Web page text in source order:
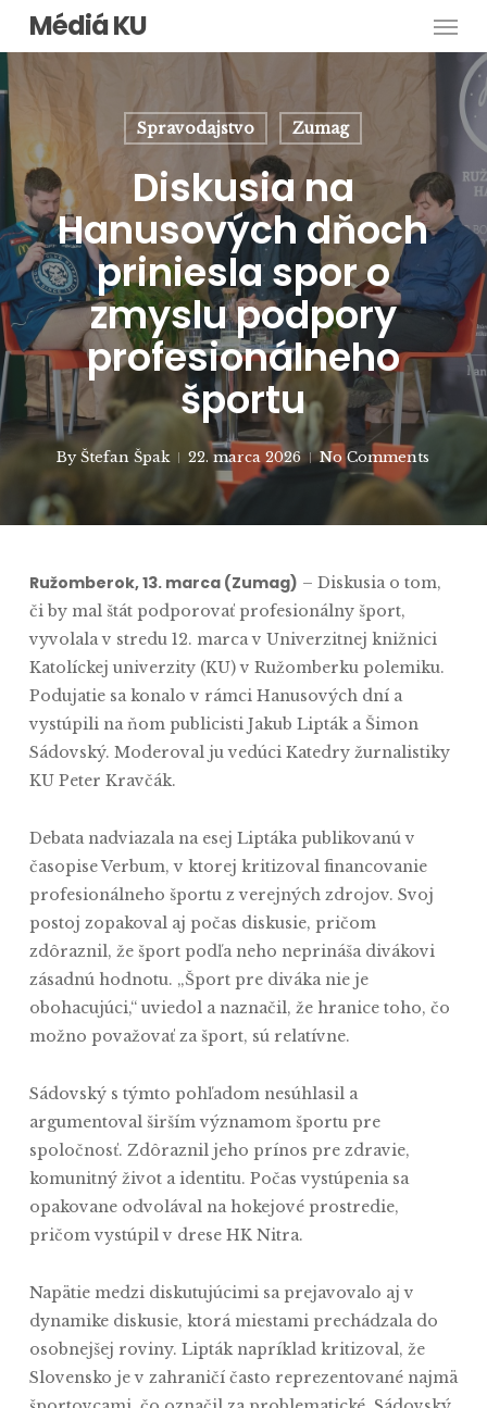
Skip
main
content
Médiá KU
Spravodajstvo Zumag
Diskusia na
Hanusových dňoch
priniesla spor o
zmyslu podpory
profesionálneho
športu
By Štefan Špak 22. marca 2026 No Comments
Ružomberok, 13. marca (Zumag) – Diskusia o tom,
či by mal štát podporovať profesionálny šport,
vyvolala v stredu 12. marca v Univerzitnej knižnici
Katolíckej univerzity (KU) v Ružomberku polemiku.
Podujatie sa konalo v rámci Hanusových dní a
vystúpili na ňom publicisti Jakub Lipták a Šimon
Sádovský. Moderoval ju vedúci Katedry žurnalistiky
KU Peter Kravčák.
Debata nadviazala na esej Liptáka publikovanú v
časopise Verbum, v ktorej kritizoval financovanie
profesionálneho športu z verejných zdrojov. Svoj
postoj zopakoval aj počas diskusie, pričom
zdôraznil, že šport podľa neho neprináša divákovi
zásadnú hodnotu. „Šport pre diváka nie je
obohacujúci,“ uviedol a naznačil, že hranice toho, čo
možno považovať za šport, sú relatívne.
Sádovský s týmto pohľadom nesúhlasil a
argumentoval širším významom športu pre
spoločnosť. Zdôraznil jeho prínos pre zdravie,
komunitný život a identitu. Počas vystúpenia sa
opakovane odvolával na hokejové prostredie,
pričom vystúpil v drese HK Nitra.
Napätie medzi diskutujúcimi sa prejavovalo aj v
dynamike diskusie, ktorá miestami prechádzala do
osobnejšej roviny. Lipták napríklad kritizoval, že
Slovensko je v zahraničí často reprezentované najmä